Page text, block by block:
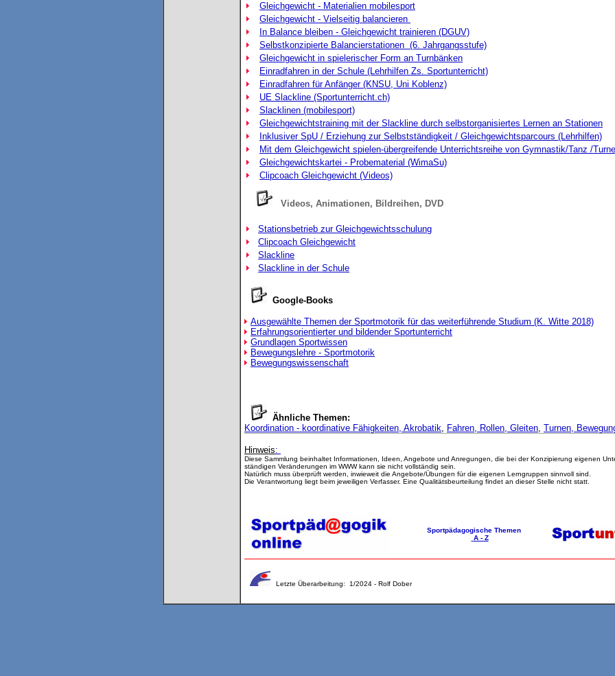
Gleichgewicht - Materialien mobilesport
Gleichgewicht - Vielseitig balancieren
In Balance bleiben - Gleichgewicht trainieren (DGUV)
Selbstkonzipierte Balancierstationen (6. Jahrgangsstufe)
Gleichgewicht in spielerischer Form an Turnbänken
Einradfahren in der Schule (Lehrhilfen Zs. Sportunterricht)
Einradfahren für Anfänger (KNSU, Uni Koblenz)
UE Slackline (Sportunterricht.ch)
Slacklinen (mobilesport)
Gleichgewichtstraining mit der Slackline durch selbstorganisiertes Lernen an Stationen
Inklusiver SpU / Erziehung zur Selbstständigkeit / Gleichgewichtsparcours (Lehrhilfen)
Mit dem Gleichgewicht spielen-übergreifende Unterrichtsreihe von Gymnastik/Tanz /
Gleichgewichtskartei - Probematerial (WimaSu)
Clipcoach Gleichgewicht (Videos)
Videos, Animationen, Bildreihen, DVD
Stationsbetrieb zur Gleichgewichtsschulung
Clipcoach Gleichgewicht
Slackline
Slackline in der Schule
Google-Books
Ausgewählte Themen der Sportmotorik für das weiterführende Studium (K. Witte 2018)
Erfahrungsorientierter und bildender Sportunterricht
Grundlagen Sportwissen
Bewegungslehre - Sportmotorik
Bewegungswissenschaft
Ähnliche Themen:
Koordination - koordinative Fähigkeiten, Akrobatik, Fahren, Rollen, Gleiten, Turnen,
Hinweis:
Diese Sammlung beinhaltet Informationen, Ideen, Angebote und Anregungen, die bei der Konzipierung eigenen
ständigen Veränderungen im WWW kann sie nicht vollständig sein.
Natürlich muss überprüft werden, inwieweit die Angebote/Übungen für die eigenen Lerngruppen sinnvoll sind.
Die Verantwortung liegt beim jeweiligen Verfasser. Eine Qualitätsbeurteilung findet an dieser Stelle nicht statt.
Sportpädagogische Themen
A - Z
Letzte Überarbeitung: 1/2024 - Rolf Dober